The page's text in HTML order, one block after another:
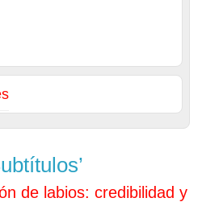
de labios: credibilidad y